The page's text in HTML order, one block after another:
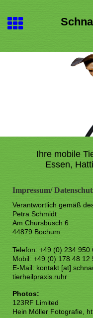
Ihre mobile
Essen,
Impressum/
Verantwortlich gemäß
Petra Schmidt
Am Chursbusch 6
44879 Bochum
Telefon: +49 (0) 234 950
Mobil: +49 (0) 178 48 12
E-Mail: kontakt [at]
tierheilpraxis.ruhr
Photos:
123RF Limited
Hein Möller Fotografie,